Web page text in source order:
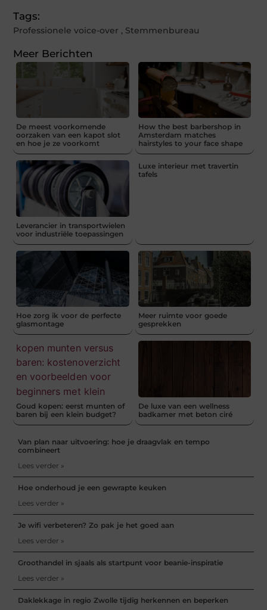
Tags:
Professionele voice-over , Stemmenbureau
Meer Berichten
De meest voorkomende
oorzaken van een kapot slot
en hoe je ze voorkomt
How the best barbershop in
Amsterdam matches
hairstyles to your face shape
Leverancier in transportwielen
voor industriële toepassingen
Luxe interieur met travertin
tafels
Hoe zorg ik voor de perfecte
glasmontage
Meer ruimte voor goede
gesprekken
Goud kopen: eerst munten of
baren bij een klein budget?
De luxe van een wellness
badkamer met beton ciré
Van plan naar uitvoering: hoe je draagvlak en tempo
combineert
Lees verder »
Hoe onderhoud je een gewrapte keuken
Lees verder »
Je wifi verbeteren? Zo pak je het goed aan
Lees verder »
Groothandel in sjaals als startpunt voor beanie-inspiratie
Lees verder »
Daklekkage in regio Zwolle tijdig herkennen en beperken